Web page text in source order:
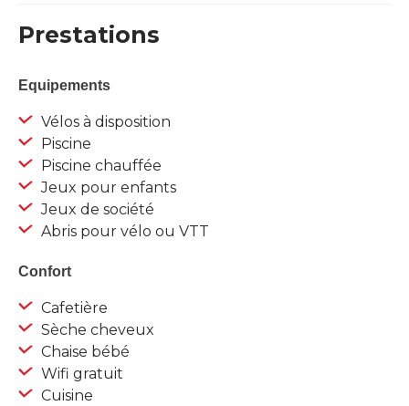
Prestations
Equipements
Vélos à disposition
Piscine
Piscine chauffée
Jeux pour enfants
Jeux de société
Abris pour vélo ou VTT
Confort
Cafetière
Sèche cheveux
Chaise bébé
Wifi gratuit
Cuisine